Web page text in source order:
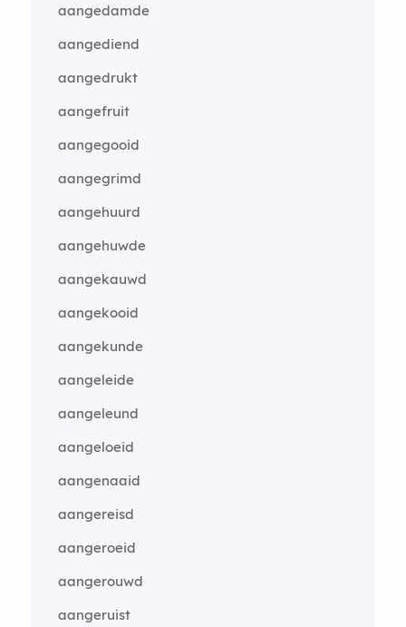
aangedamde
aangediend
aangedrukt
aangefruit
aangegooid
aangegrimd
aangehuurd
aangehuwde
aangekauwd
aangekooid
aangekunde
aangeleide
aangeleund
aangeloeid
aangenaaid
aangereisd
aangeroeid
aangerouwd
aangeruist